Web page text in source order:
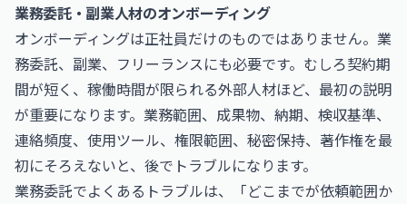
業務委託・副業人材のオンボーディング
オンボーディングは正社員だけのものではありません。業
務委託、副業、フリーランスにも必要です。むしろ契約期
間が短く、稼働時間が限られる外部人材ほど、最初の説明
が重要になります。業務範囲、成果物、納期、検収基準、
連絡頻度、使用ツール、権限範囲、秘密保持、著作権を最
初にそろえないと、後でトラブルになります。
業務委託でよくあるトラブルは、「どこまでが依頼範囲か